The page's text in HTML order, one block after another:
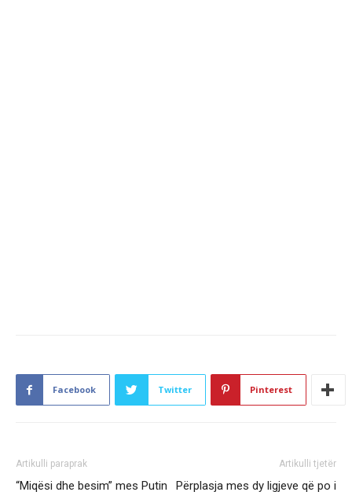
Facebook Twitter Pinterest
Artikulli paraprak
“Miqësi dhe besim” mes Putin
Artikulli tjetër
Përplasja mes dy ligjeve që po i